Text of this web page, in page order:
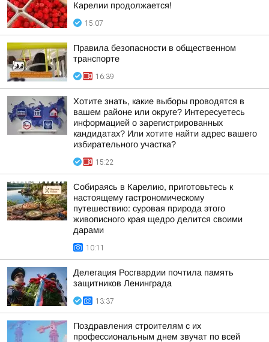
Карелии продолжается!
15:07
Правила безопасности в общественном
транспорте
16:39
Хотите знать, какие выборы проводятся в
вашем районе или округе? Интересуетесь
информацией о зарегистрированных
кандидатах? Или хотите найти адрес вашего
избирательного участка?
15:22
Собираясь в Карелию, приготовьтесь к
настоящему гастрономическому
путешествию: суровая природа этого
живописного края щедро делится своими
дарами
10:11
Делегация Росгвардии почтила память
защитников Ленинграда
13:37
Поздравления строителям с их
профессиональным днем звучат по всей